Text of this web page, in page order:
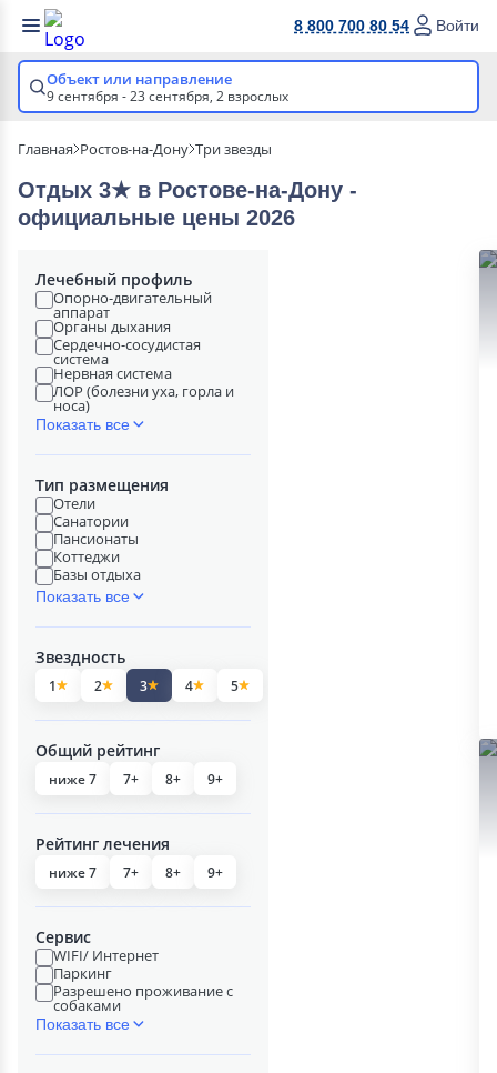
8 800 700 80 54 Войти
Объект или направление
9 сентября - 23 сентября, 2 взрослых
Главная Ростов-на-Дону Три звезды
Отдых 3★ в Ростове-на-Дону -
официальные цены 2026
Лечебный профиль
Опорно-двигательный
аппарат
Органы дыхания
Сердечно-сосудистая
система
Нервная система
ЛОР (болезни уха, горла и
носа)
Показать все
Тип размещения
Отели
Санатории
Пансионаты
Коттеджи
Базы отдыха
Показать все
Звездность
1 2 3 4 5
Общий рейтинг
ниже 7 7+ 8+ 9+
Рейтинг лечения
ниже 7 7+ 8+ 9+
Сервис
WIFI/ Интернет
Паркинг
Разрешено проживание с
собаками
Показать все